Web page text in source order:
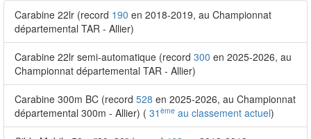
Carabine 22lr (record 190 en 2018-2019, au Championnat
départemental TAR - Allier)
Carabine 22lr semi-automatique (record 300 en 2025-2026, au
Championnat départemental TAR - Allier)
Carabine 300m BC (record 528 en 2025-2026, au Championnat
départemental 300m - Allier) ( 31 ème au classement actuel)